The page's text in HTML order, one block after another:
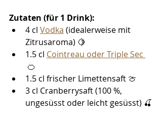
Zutaten (für 1 Drink):
4 cl Vodka (idealerweise mit
Zitrusaroma) 🍋
1.5 cl Cointreau oder Triple Sec
🍊
1.5 cl frischer Limettensaft 🍈
3 cl Cranberrysaft (100 %,
ungesüsst oder leicht gesüsst) 🍒